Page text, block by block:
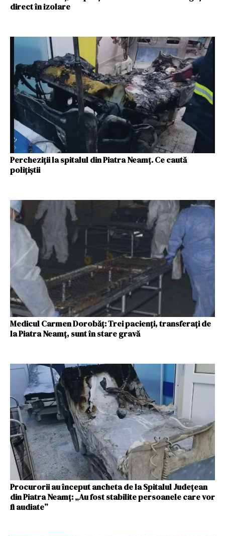
direct în izolare
Percheziții la spitalul din Piatra Neamț. Ce caută
polițiștii
Medicul Carmen Dorobăț: Trei pacienți, transferaţi de
la Piatra Neamţ, sunt în stare gravă
Procurorii au început ancheta de la Spitalul Județean
din Piatra Neamţ: „Au fost stabilite persoanele care vor
fi audiate”